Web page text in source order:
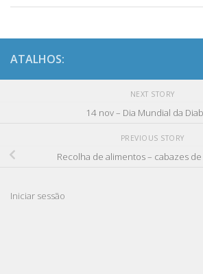
ATALHOS:
NEXT STORY
14 nov – Dia Mundial da
PREVIOUS STORY
Recolha de alimentos – cabazes
Iniciar sessão